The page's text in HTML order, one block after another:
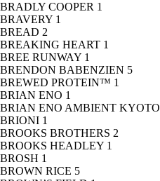
BRADLY COOPER 1
BRAVERY 1
BREAD 2
BREAKING HEART 1
BREE RUNWAY 1
BRENDON BABENZIEN 5
BREWED PROTEIN™ 1
BRIAN ENO 1
BRIAN ENO AMBIENT KYOTO
BRIONI 1
BROOKS BROTHERS 2
BROOKS HEADLEY 1
BROSH 1
BROWN RICE 5